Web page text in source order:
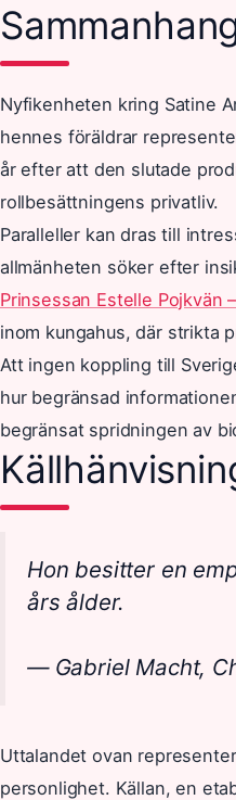
Nyfikenheten kring Satine
hennes föräldrar
år efter att den slutade
rollbesättningens privatliv.
Paralleller kan dras till
allmänheten söker efter
Prinsessan Estelle Pojkvän
inom kungahus, där strikta
Att ingen koppling till
hur begränsad
begränsat spridningen av
Hon besitter en
års ålder.
— Gabriel Macht,
Uttalandet ovan
personlighet. Källan, en